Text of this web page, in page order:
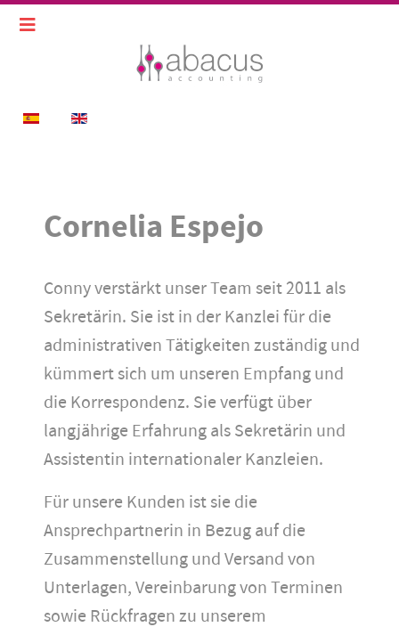
Sprache auswählen
Cornelia Espejo
Conny verstärkt unser Team seit 2011 als
Sekretärin. Sie ist in der Kanzlei für die
administrativen Tätigkeiten zuständig und
kümmert sich um unseren Empfang und
die Korrespondenz. Sie verfügt über
langjährige Erfahrung als Sekretärin und
Assistentin internationaler Kanzleien.
Für unsere Kunden ist sie die
Ansprechpartnerin in Bezug auf die
Zusammenstellung und Versand von
Unterlagen, Vereinbarung von Terminen
sowie Rückfragen zu unserem